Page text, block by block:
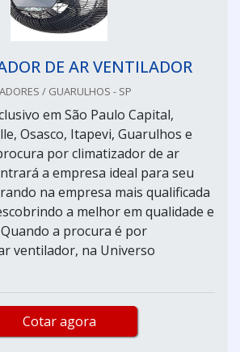
DE AR VENTILADOR
/ GUARULHOS - SP
em São Paulo Capital,
Osasco, Itapevi, Guarulhos e
por climatizador de ar
a empresa ideal para seu
na empresa mais qualificada
a melhor em qualidade e
a procura é por
ventilador, na Universo
Cotar agora